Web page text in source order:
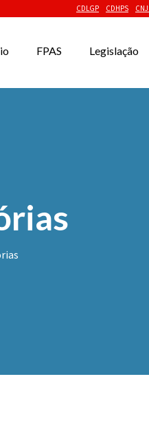
CDLGP CDHPS
FPAS Legislação